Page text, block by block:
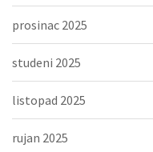
prosinac 2025
studeni 2025
listopad 2025
rujan 2025